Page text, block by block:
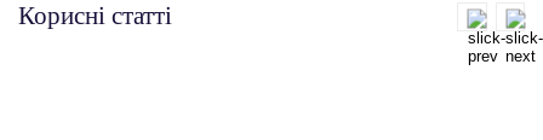
Корисні статті